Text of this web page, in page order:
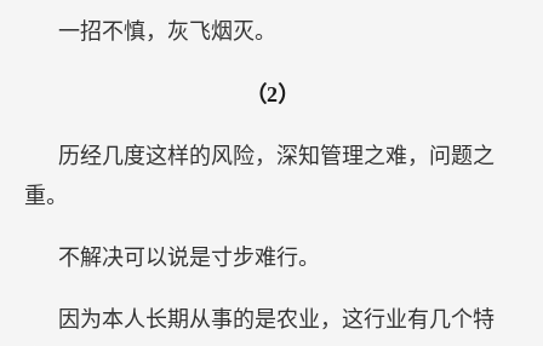
一招不慎，灰飞烟灭。
（2）
历经几度这样的风险，深知管理之难，问题之
重。
不解决可以说是寸步难行。
因为本人长期从事的是农业，这行业有几个特